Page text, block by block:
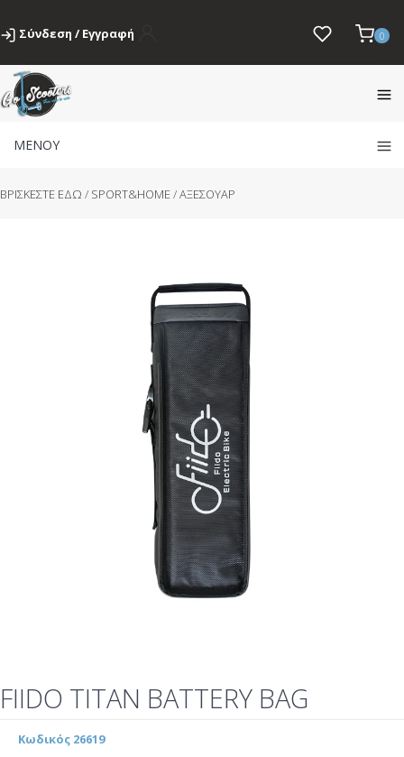
Σύνδεση / Εγγραφή 0
ΜΕΝΟΥ
BΡΙΣΚΕΣΤΕ ΕΔΩ / SPORT&HOME/AΞΕΣΟΥΑΡ
FIIDO TITAN BATTERY BAG
Κωδικός 26619